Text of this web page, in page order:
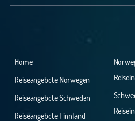
Home
Reiseangebote Norwegen
Reiseangebote Schweden
Reiseangebote Finnland